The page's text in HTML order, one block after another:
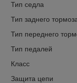
Тип седла
Тип заднего
Тип переднего
Тип педалей
Класс
Защита цепи